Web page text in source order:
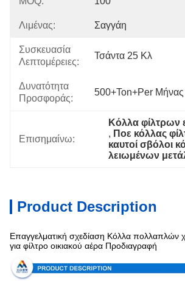
Λιμένας: Σαγγάη
Συσκευασία
Λεπτομέρειες:
Τσάντα 25 Κλ
Δυνατότητα
Προσφοράς:
500+Ton+per Μήνας
Επισημαίνω:
Κόλλα φίλτρων
, Ποε κόλλας
καυτοί σβόλοι
λειωμένων
Product Description
Επαγγελματική σχεδίαση Κόλλα πολλαπλών
για φίλτρο οικιακού αέρα Προδιαγραφή